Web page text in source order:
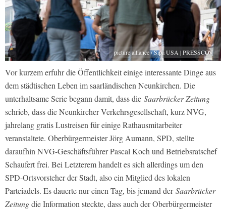
picture alliance / Sipa USA | PRESSCOV
Vor kurzem erfuhr die Öffentlichkeit einige interessante Dinge aus
dem städtischen Leben im saarländischen Neunkirchen. Die
unterhaltsame Serie begann damit, dass die Saarbrücker Zeitung
schrieb, dass die Neunkircher Verkehrsgesellschaft, kurz NVG,
jahrelang gratis Lustreisen für einige Rathausmitarbeiter
veranstaltete. Oberbürgermeister Jörg Aumann, SPD, stellte
daraufhin NVG-Geschäftsführer Pascal Koch und Betriebsratschef
Schaufert frei. Bei Letzterem handelt es sich allerdings um den
SPD-Ortsvorsteher der Stadt, also ein Mitglied des lokalen
Parteiadels. Es dauerte nur einen Tag, bis jemand derSaarbrücker
Zeitungdie Information steckte, dass auch der Oberbürgermeister